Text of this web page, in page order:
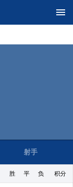
射手
胜 平 负 积分